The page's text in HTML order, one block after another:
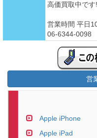
高価買取中です!
営業時間 平日
06-6344-0098
営
Apple iPhone
Apple iPad